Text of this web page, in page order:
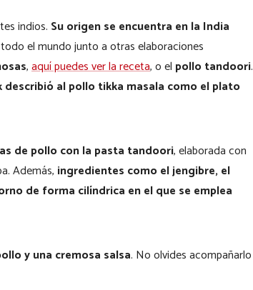
indios. Su origen se encuentra en la India
el mundo junto a otras elaboraciones
,aquí puedes ver la receta, o el pollo tandoori.
al pollo tikka masala como el plato
de pollo con la pasta tandoori, elaborada con
Además, ingredientes como el jengibre, el
de forma cilíndrica en el que se emplea
y una cremosa salsa. No olvides acompañarlo